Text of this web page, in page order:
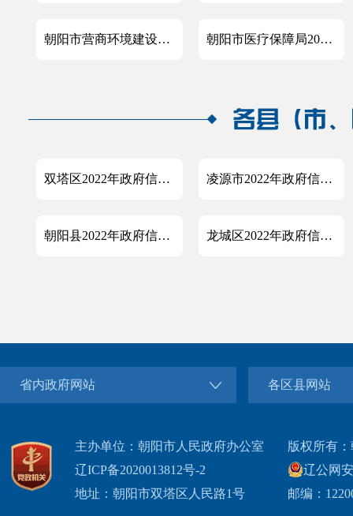
朝阳市营商环境建设局2022年政府信息公开工作年度报告 朝阳市医疗保障局2022年政府信息公开工作年度报告
双塔区2022年政府信息公开工作年度报告 凌源市2022年政府信息公开工作年度报告
朝阳县2022年政府信息公开工作年度报告 龙城区2022年政府信息公开工作年度报告
省内政府网站 各区县网站
主办单位：朝阳市人民政府办公室
辽ICP备2020013812号-2
地址：朝阳市双塔区人民路1号
版权所有
辽公网
邮编：